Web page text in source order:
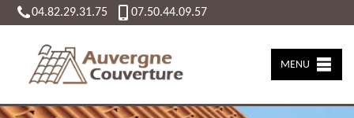
04.82.29.31.75 07.50.44.09.57
MENU